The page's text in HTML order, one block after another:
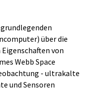
über die
von
Webb Space
- ultrakalte
und Sensoren